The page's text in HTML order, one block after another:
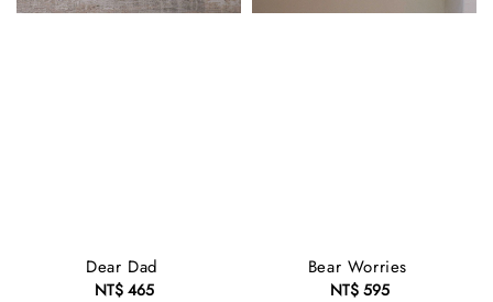
Dear Dad
Regular
NT$ 465
Bear Worries
Regular
NT$ 595